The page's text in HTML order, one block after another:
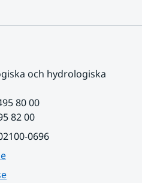
och hydrologiska
80 00
82 00
0696